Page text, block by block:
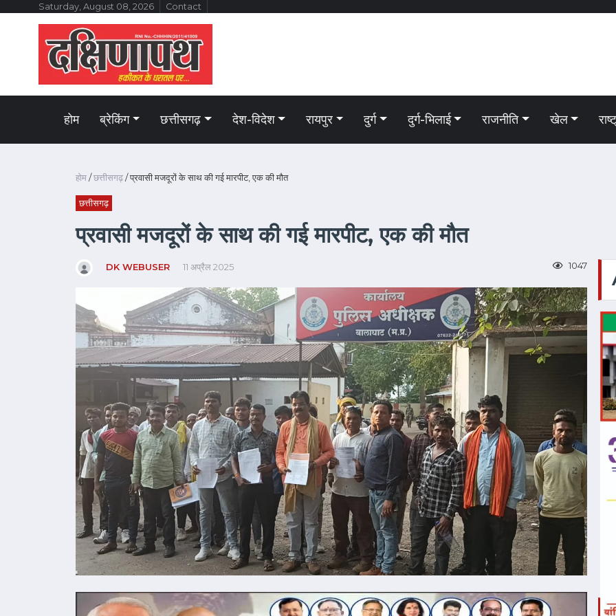
Saturday, August 08, 2026 Contact
होम ब्रेकिंग छत्तीसगढ़ देश-विदेश रायपुर दुर्ग दुर्ग-भिलाई राजनीति खेल
होम/छत्तीसगढ़/ प्रवासी मजदूरों के साथ की गई मारपीट, एक की मौत
छत्तीसगढ़
प्रवासी मजदूरों के साथ की गई मारपीट, एक की मौत
DK WEBUSER 11 अप्रैल 2025 1047